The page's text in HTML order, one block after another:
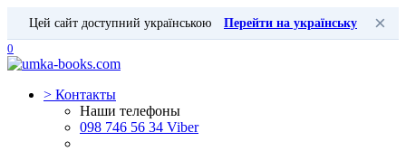
Цей сайт доступний українською Перейти на українську ×
0
> Контакты
Наши телефоны
098 746 56 34 Viber